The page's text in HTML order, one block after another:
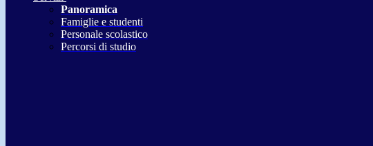
Panoramica
Famiglie e studenti
Personale scolastico
Percorsi di studio